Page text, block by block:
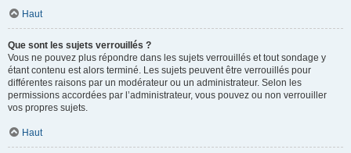
Haut
Que sont les sujets verrouillés ?
Vous ne pouvez plus répondre dans les sujets verrouillés et tout sondage y
étant contenu est alors terminé. Les sujets peuvent être verrouillés pour
différentes raisons par un modérateur ou un administrateur. Selon les
permissions accordées par l’administrateur, vous pouvez ou non verrouiller
vos propres sujets.
Haut